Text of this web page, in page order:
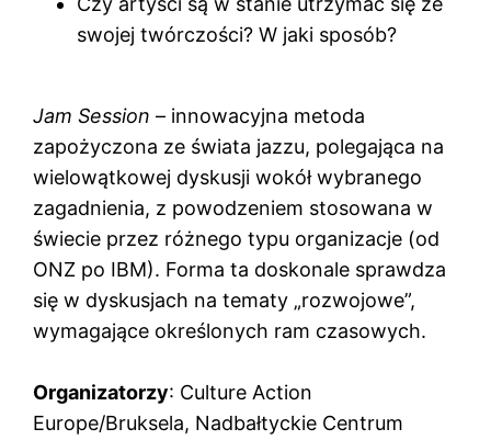
swojej twórczości? W jaki sposób?
Jam Session– innowacyjna metoda
zapożyczona ze świata jazzu, polegająca na
wielowątkowej dyskusji wokół wybranego
zagadnienia, z powodzeniem stosowana w
świecie przez różnego typu organizacje (od
ONZ po IBM). Forma ta doskonale sprawdza
się w dyskusjach na tematy „rozwojowe”,
wymagające określonych ram czasowych.
Organizatorzy: Culture Action
Europe/Bruksela, Nadbałtyckie Centrum